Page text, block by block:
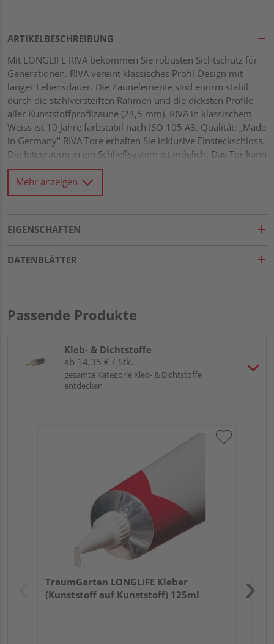
ARTIKELBESCHREIBUNG
Mit LONGLIFE RIVA bekommen Sie robusten Sichtschutz für
Generationen. RIVA vereint klassisches Profil-Design mit
langer Lebensdauer. Die Zaunelemente sind enorm stabil
durch die stahlversteiften Rahmen und die dicksten Profile
aller Kunststoffprofilzäune (24,5 mm). RIVA in klassischem
Weiss ist 10 Jahre farbstabil nach ISO 105 A3. Qualität: „Made
in Germany" RIVA Tore erhalten Sie inklusive Einsteckschloss.
Die Integration in ein Schließsystem ist möglich. Das Tor kann
links oder rechts anschlagend montiert werden. WICHTIG:
Stabilisieren Sie beide Torpfosten mit den LONGLIFE
Torpfostenverstärkungen. LONGLIFE RIVA Systemhöhe 180
Mehr anzeigen
EIGENSCHAFTEN
DATENBLÄTTER
Passende Produkte
Kleb- & Dichtstoffe
ab 14,35 € / Stk.
gesamte Kategorie Kleb- & Dichtstoffe
entdecken
TraumGarten LONGLIFE Kleber
(Kunststoff auf Kunststoff) 125ml